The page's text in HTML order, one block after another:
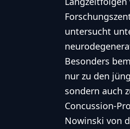
untersucht
Besonders
nur zu den
sondern auch
Concussion-
Nowinski von